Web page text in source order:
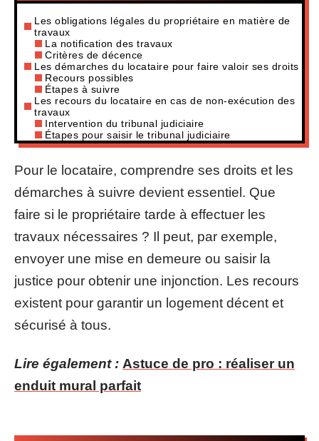
Les obligations légales du propriétaire en matière de
travaux
La notification des travaux
Critères de décence
Les démarches du locataire pour faire valoir ses droits
Recours possibles
Étapes à suivre
Les recours du locataire en cas de non-exécution des
travaux
Intervention du tribunal judiciaire
Étapes pour saisir le tribunal judiciaire
Pour le locataire, comprendre ses droits et les
démarches à suivre devient essentiel. Que
faire si le propriétaire tarde à effectuer les
travaux nécessaires ? Il peut, par exemple,
envoyer une mise en demeure ou saisir la
justice pour obtenir une injonction. Les recours
existent pour garantir un logement décent et
sécurisé à tous.
Lire également : Astuce de pro : réaliser un
enduit mural parfait